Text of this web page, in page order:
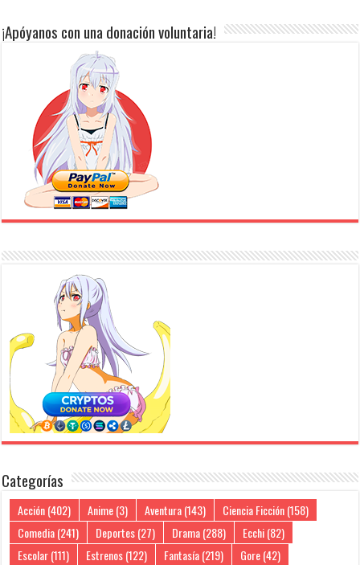
¡Apóyanos con una donación voluntaria!
Categorías
Acción(402) Anime(3) Aventura(143) Ciencia Ficción(158)
Comedia(241) Deportes(27) Drama(288) Ecchi(82)
Escolar(111) Estrenos(122) Fantasía(219) Gore(42)